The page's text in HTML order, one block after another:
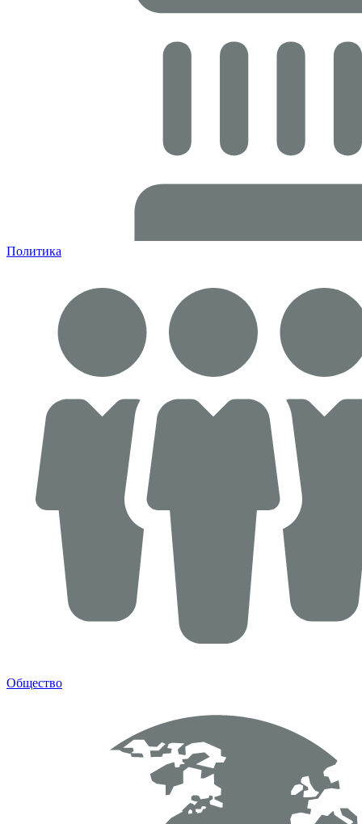
Политика
Общество